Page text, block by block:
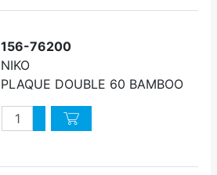
156-76200
NIKO
PLAQUE DOUBLE 60 BAMBOO
QuantitéAugmenter quantité
Diminuer quantité